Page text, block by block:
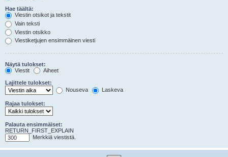
Hae täältä:
Viestin otsikot ja tekstit
Vain teksti
Viestin otsikko
Viestiketjujen ensimmäinen viesti
Näytä tulokset:
Viestit
Aiheet
Lajittele tulokset:
Nouseva
Laskeva
Rajaa tulokset:
Palauta ensimmäiset:
RETURN_FIRST_EXPLAIN
Merkkiä viestistä.